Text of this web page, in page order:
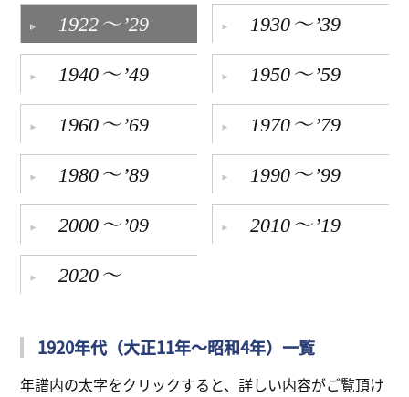
理事・役員・委員会
リンク
会員専用ページ
English
1922 ～’29 1930 ～’39
1940 ～’49 1950 ～’59
1960 ～’69 1970 ～’79
1980 ～’89 1990 ～’99
2000 ～’09 2010 ～’19
2020 ～
1920年代（大正11年～昭和4年）一覧
年譜内の太字をクリックすると、詳しい内容がご覧頂け